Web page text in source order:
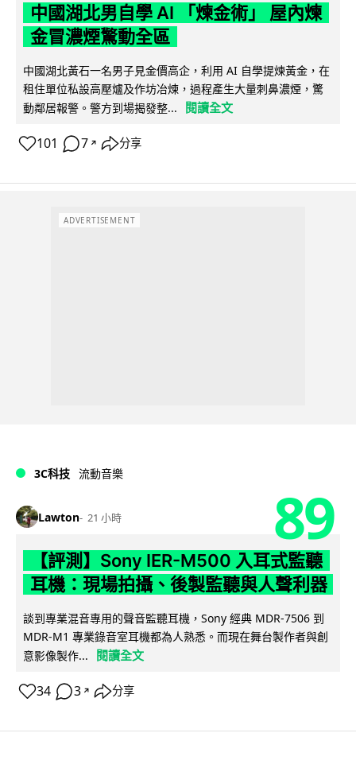
中國湖北男自學 AI 「煉金術」 屋內煉
金冒濃煙驚動全區
中國湖北黃石一名男子見金價高企，利用 AI 自學提煉黃金，在
租住單位私設高壓爐及作坊冶煉，過程產生大量刺鼻濃煙，驚
動鄰居報警。警方到場揭發整...
閱讀全文
101 7 ↗ 分享
ADVERTISEMENT
3C科技 流動音樂
Lawton 21 小時 89
【評測】Sony IER-M500 入耳式監聽
耳機：現場拍攝、後製監聽與人聲利器
談到專業混音專用的聲音監聽耳機，Sony 經典 MDR-7506 到
MDR-M1 專業錄音室耳機都為人熟悉。而現在舞台製作者與創
意影像製作...
閱讀全文
34 3 ↗ 分享